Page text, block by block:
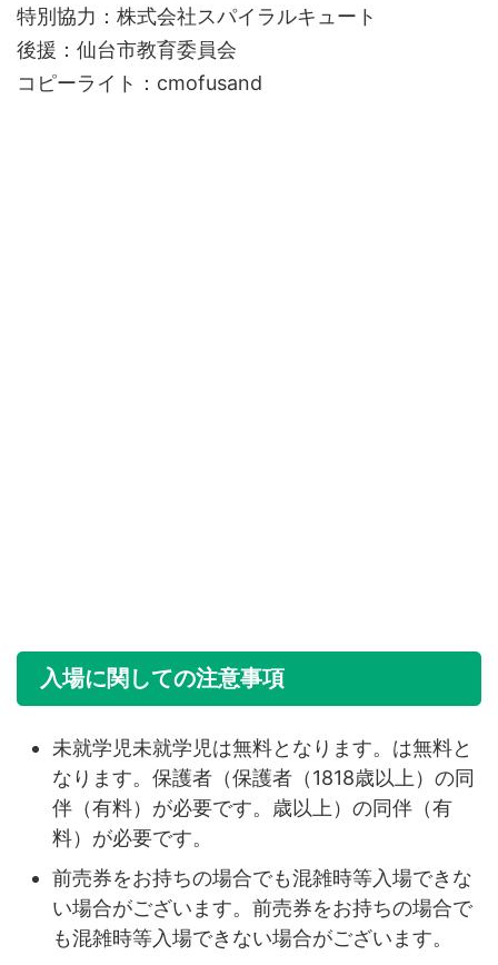
特別協力：株式会社スパイラルキュート
後援：仙台市教育委員会
コピーライト：cmofusand
入場に関しての注意事項
未就学児未就学児は無料となります。は無料と
なります。保護者（保護者（1818歳以上）の同
伴（有料）が必要です。歳以上）の同伴（有
料）が必要です。
前売券をお持ちの場合でも混雑時等入場できな
い場合がございます。前売券をお持ちの場合で
も混雑時等入場できない場合がございます。